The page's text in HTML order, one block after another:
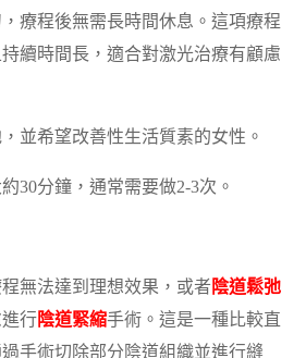
療程後無需長時間休息。這項療程
續時間長，適合對激光治療有顧慮
並希望改善性生活質素的女性。
30分鐘，通常需要做2-3次。
無法達到理想效果，或者 陰道鬆弛
行陰道緊縮手術。這是一種比較直
手術切除部分陰道組織並進行縫